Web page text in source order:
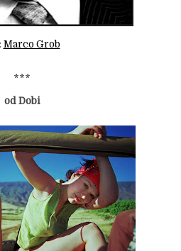
Marco Grob
***
od Dobi